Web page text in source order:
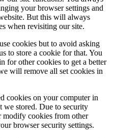
your browser settings and
But this will always
when revisiting our site.
cookies but to avoid asking
to store a cookie for that. You
for other cookies to get a better
will remove all set cookies in
cookies on your computer in
we stored. Due to security
modify cookies from other
browser security settings.